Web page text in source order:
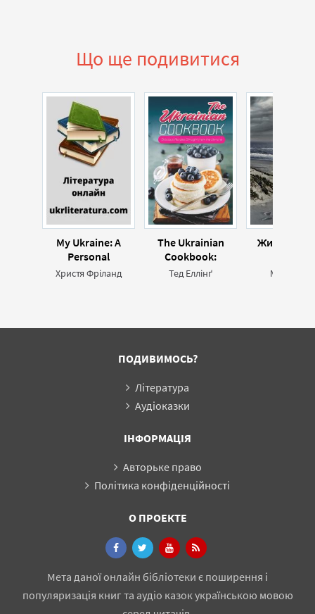
Що ще подивитися
My Ukraine: A
Personal
Reflection on a
Vladimir Putin Has
Христя Фріланд
The Ukrainian
Cookbook:
Delicious Recipes
Тед Еллінґ
Життя та
Марк Лівін
ПОДИВИМОСЬ?
Література
Аудіоказки
ІНФОРМАЦІЯ
Авторьке право
Політика конфіденційності
О ПРОЕКТЕ
Мета даної онлайн бібліотеки є поширення і
популяризація книг та аудіо казок українською мовою